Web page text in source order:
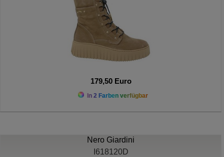
179,50 Euro
In 2 Farben verfügbar
Nero Giardini
I618120D